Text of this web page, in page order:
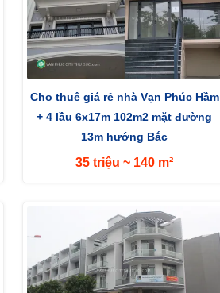
Cho thuê giá rẻ nhà Vạn Phúc Hầm
+ 4 lầu 6x17m 102m2 mặt đường
13m hướng Bắc
35 triệu ~ 140 m²